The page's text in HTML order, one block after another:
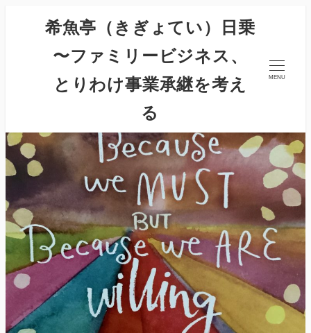
希魚亭（きぎょてい）日乗
〜ファミリービジネス、
とりわけ事業承継を考え
る
MENU